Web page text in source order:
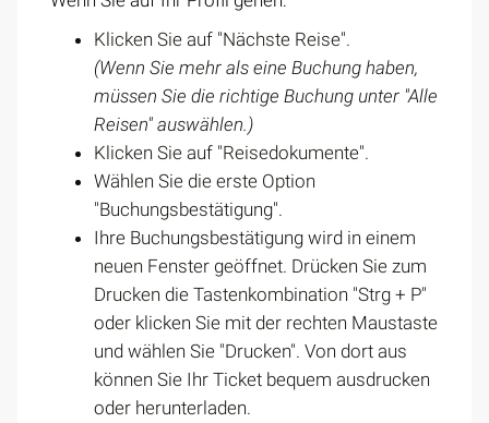
Klicken Sie auf "Nächste Reise".
(Wenn Sie mehr als eine Buchung haben,
müssen Sie die richtige Buchung unter "Alle
Reisen" auswählen.)
Klicken Sie auf "Reisedokumente".
Wählen Sie die erste Option
"Buchungsbestätigung".
Ihre Buchungsbestätigung wird in einem
neuen Fenster geöffnet. Drücken Sie zum
Drucken die Tastenkombination "Strg + P"
oder klicken Sie mit der rechten Maustaste
und wählen Sie "Drucken". Von dort aus
können Sie Ihr Ticket bequem ausdrucken
oder herunterladen.